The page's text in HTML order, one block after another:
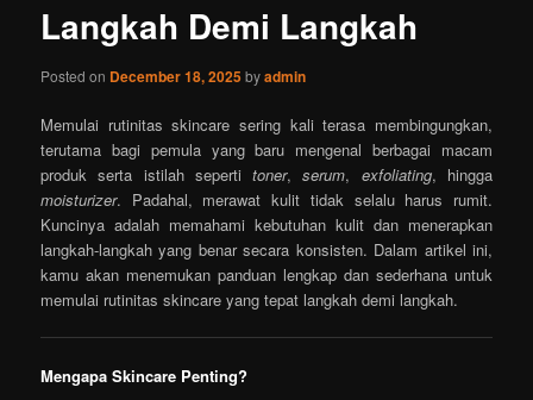
Langkah Demi Langkah
Posted on December 18, 2025byadmin
Memulai rutinitas skincare sering kali terasa membingungkan,
terutama bagi pemula yang baru mengenal berbagai macam
produk serta istilah sepertitoner,serum, exfoliating, hingga
moisturizer. Padahal, merawat kulit tidak selalu harus rumit.
Kuncinya adalah memahami kebutuhan kulit dan menerapkan
langkah-langkah yang benar secara konsisten. Dalam artikel ini,
kamu akan menemukan panduan lengkap dan sederhana untuk
memulai rutinitas skincare yang tepat langkah demi langkah.
Mengapa Skincare Penting?